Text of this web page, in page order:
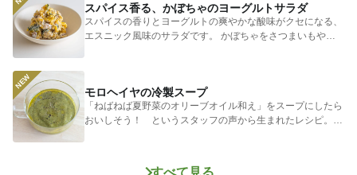
スパイス香る、かぼちゃのヨーグルトサラダ
スパイスの香りとヨーグルトの爽やかな酸味がクセになる、
エスニック風味のサラダです。 かぼちゃをさつまいもやじ
モロヘイヤの冷製スープ
「ねばねば夏野菜のオリーブオイル和え」をスープにしたら
おいしそう！ というスタッフの声から生まれたレシピ。つ